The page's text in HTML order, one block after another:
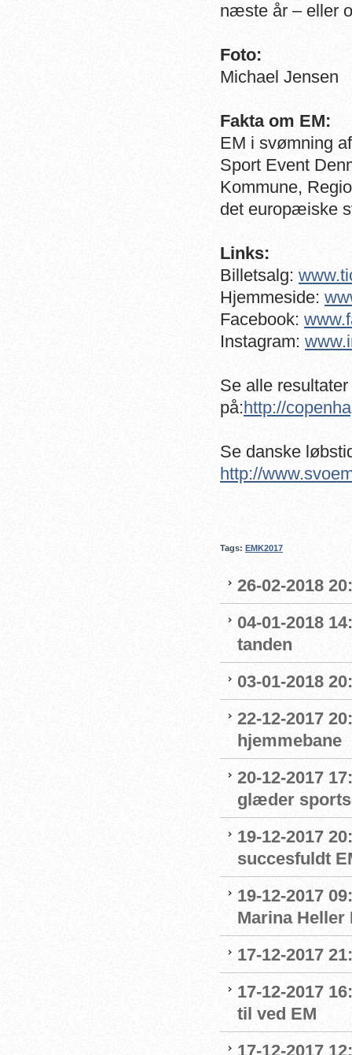
næste år – eller
Foto:
Michael Jensen
Fakta om EM:
EM i svømning
Sport Event
Kommune,
det europæiske
Links:
Billetsalg:
Hjemmeside:
Facebook:
Instagram:
Se alle resultater
på:http://
Se danske
http://
Tags: EMK2017
26-02-2018
04-01-2018
tanden
03-01-2018
22-12-2017
hjemmebane
20-12-2017
glæder
19-12-2017
succesfuldt
19-12-2017
Marina Heller
17-12-2017
17-12-2017
til ved EM
17-12-2017